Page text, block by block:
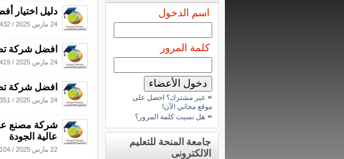
دليل اختيار
24 مارس 2025 / 432 مشاهدة
افضل شركة
24 مارس 2025 / 419 مشاهدة
افضل شركة
24 مارس 2025 / 351 مشاهدة
عالية الجودة
22 مارس 2025 / 104 مشاهدة
اسم الدخول
كلمة المرور
» غير مشترك؟ احصل على
موقع مجاني الآن!
» هل نسيت كلمة المرور؟
جامعة المنحة للتعليم
الالكترونى